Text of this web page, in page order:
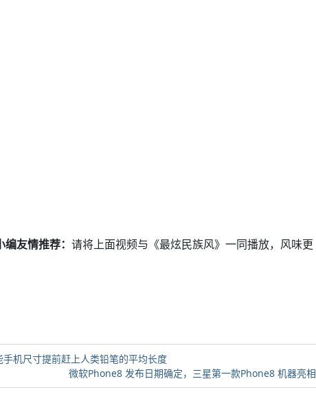
编友情推荐： 请将上面视频与《最炫民族风》一同播放，风味更
机尺寸提前赶上人类铅笔的平均长度
微软Phone8 发布日期确定，三星第一款Phone8 机器亮相